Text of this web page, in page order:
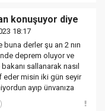
konuşuyor diye
18:17
derler şu an 2 nın
deprem oluyor ve
sallanarak nasıl
eder misin iki gün seyir
ayıp ünvanıza